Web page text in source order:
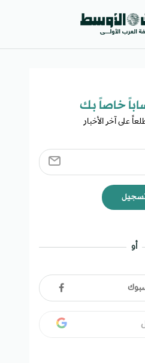
خاصاً بك​
على آخر الأخبار
أو